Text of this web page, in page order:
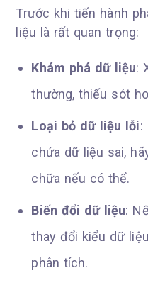
Trước khi tiến hành
liệu là rất quan trọng:
Khám phá dữ liệu:
thường, thiếu sót
Loại bỏ dữ liệu lỗi:
chứa dữ liệu sai,
chữa nếu có thể.
Biến đổi dữ liệu:
thay đổi kiểu dữ
phân tích.